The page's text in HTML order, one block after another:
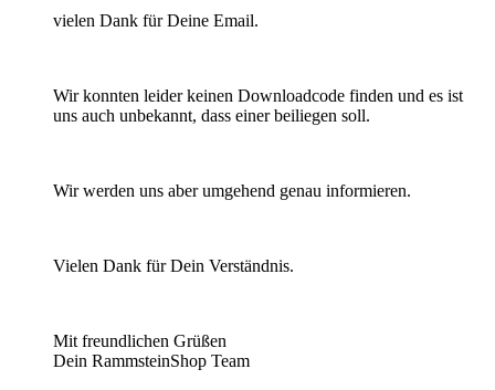
vielen Dank für Deine Email.
Wir konnten leider keinen Downloadcode finden und es ist
uns auch unbekannt, dass einer beiliegen soll.
Wir werden uns aber umgehend genau informieren.
Vielen Dank für Dein Verständnis.
Mit freundlichen Grüßen
Dein RammsteinShop Team